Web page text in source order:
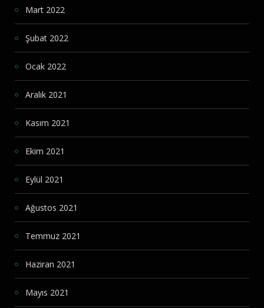
Mart 2022
Şubat 2022
Ocak 2022
Aralık 2021
Kasım 2021
Ekim 2021
Eylül 2021
Ağustos 2021
Temmuz 2021
Haziran 2021
Mayıs 2021